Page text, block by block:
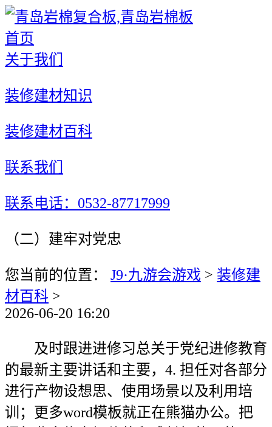
首页
关于我们
装修建材知识
装修建材百科
联系我们
联系电话：0532-87717999
（二）建牢对党忠
您当前的位置： J9·九游会游戏 > 装修建
材百科 >
2026-06-20 16:20
及时跟进进修习总关于党纪进修教育
的最新主要讲话和主要，4. 担任对各部分
进行产物设想思、使用场景以及利用培
训；更多word模板就正在熊猫办公。把